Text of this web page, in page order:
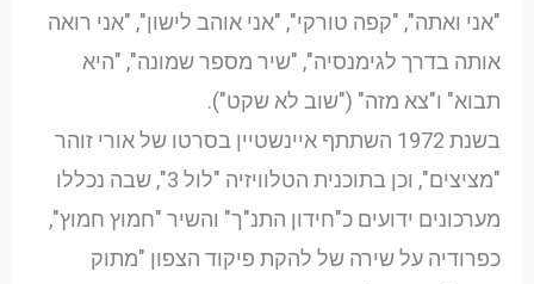
"אני ואתה", "קפה טורקי", "אני אוהב לישון", "אני רואה
אותה בדרך לגימנסיה", "שיר מספר שמונה", "היא
תבוא" ו"צא מזה" ("שוב לא שקט").
בשנת 1972 השתתף איינשטיין בסרטו של אורי זוהר
"מציצים", וכן בתוכנית הטלוויזיה "לול 3", שבה נכללו
מערכונים ידועים כ"חידון התנ"ך" והשיר "חמוץ חמוץ",
כפרודיה על שירה של להקת פיקוד הצפון "מתוק